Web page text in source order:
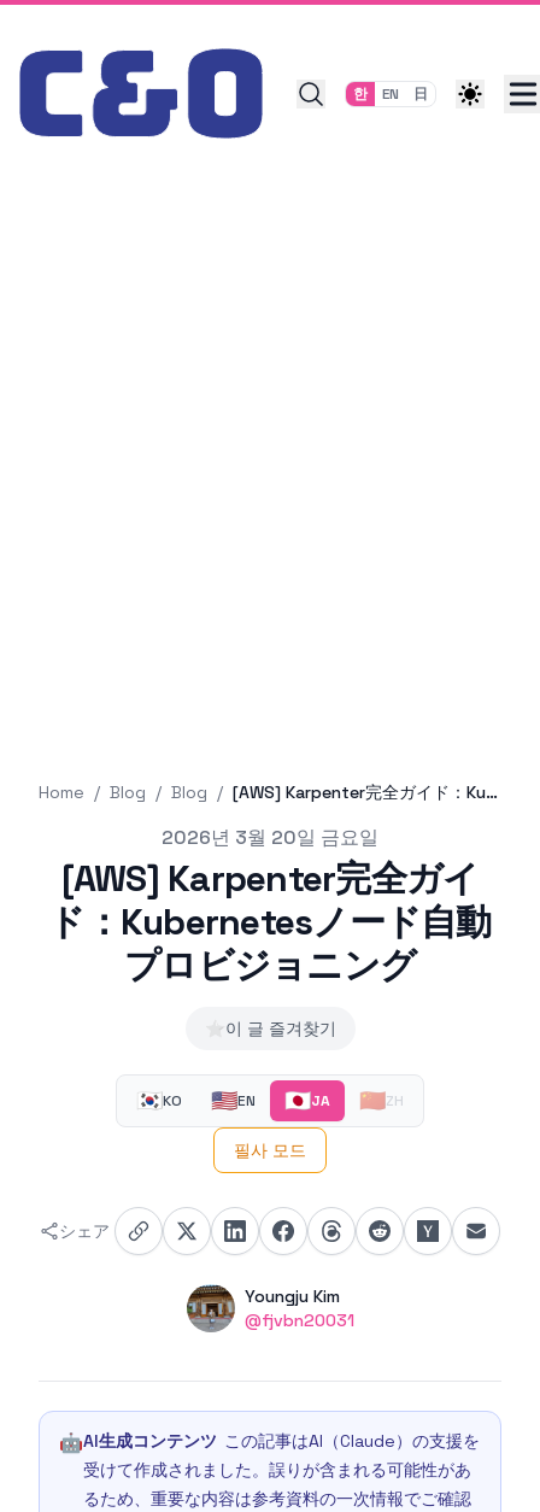
Skip to content
한 EN 日
Home / Blog / Blog / [AWS] Karpenter完全ガイド：Kubernetesノード自動プロビジョニング
2026년 3월 20일 금요일
[AWS] Karpenter完全ガイ
ド：Kubernetesノード自動
プロビジョニング
⭐이 글 즐겨찾기
🇰🇷KO 🇺🇸EN 🇯🇵JA 🇨🇳ZH
필사 모드
シェア
Name
Youngju Kim
Twitter
@fjvbn20031
🤖AI生成コンテンツ この記事はAI（Claude）の支援を
受けて作成されました。誤りが含まれる可能性があ
るため、重要な内容は参考資料の一次情報でご確認